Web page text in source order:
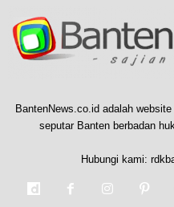
BantenNews.co.id adalah
seputar Banten berbadan
Hubungi kami: